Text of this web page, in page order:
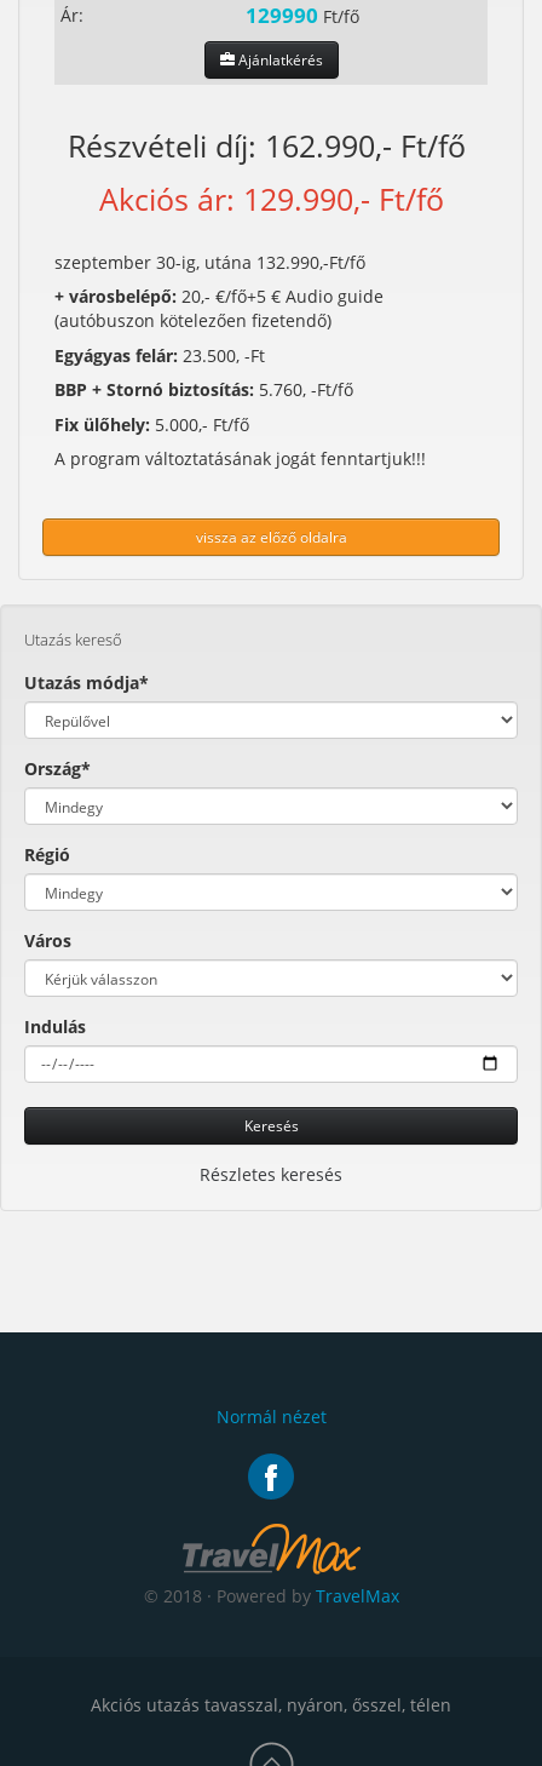
Ár:
129990 Ft/fő
Ajánlatkérés
Részvételi díj: 162.990,- Ft/fő
Akciós ár: 129.990,- Ft/fő
szeptember 30-ig, utána 132.990,-Ft/fő
+ városbelépő: 20,- €/fő+5 € Audio guide
(autóbuszon kötelezően fizetendő)
Egyágyas felár: 23.500, -Ft
BBP + Stornó biztosítás: 5.760, -Ft/fő
Fix ülőhely: 5.000,- Ft/fő
A program változtatásának jogát fenntartjuk!!!
vissza az előző oldalra
Utazás kereső
Utazás módja*
Ország*
Régió
Város
Indulás
Keresés
Részletes keresés
Normál nézet
© 2018 · Powered by TravelMax
Akciós utazás tavasszal, nyáron, ősszel, télen